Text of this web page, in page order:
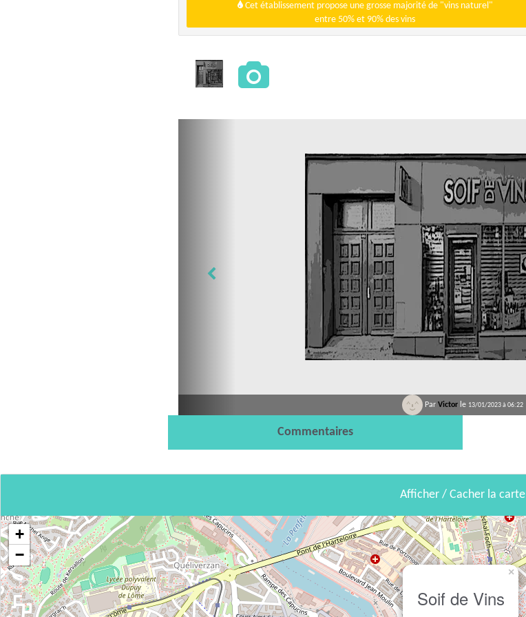
Cet établissement propose une grosse majorité de "vins naturel"
entre 50% et 90% des vins
Par Victor le 13/01/2023 à 06:22
Commentaires
Afficher / Cacher la carte
Soif de Vins
×
+
−